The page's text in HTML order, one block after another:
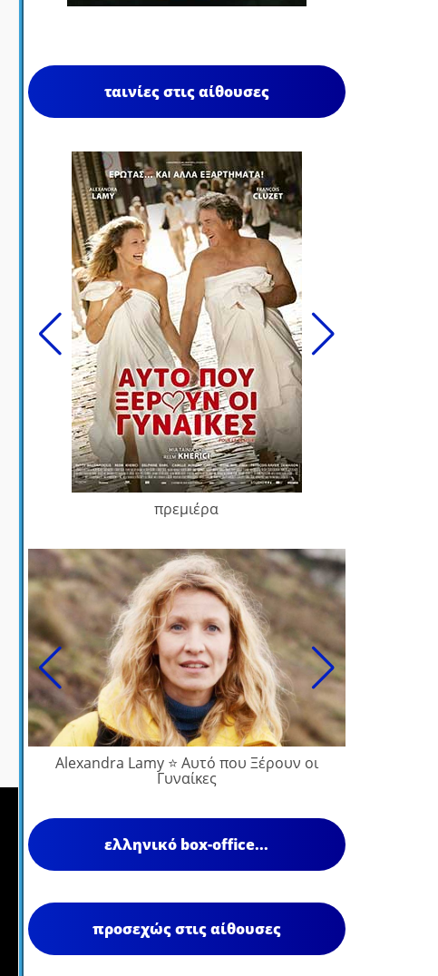
ταινίες στις αίθουσες
πρεμιέρα
Alexandra Lamy ⭐ Αυτό που Ξέρουν οι
Γυναίκες
ελληνικό box-office...
προσεχώς στις αίθουσες